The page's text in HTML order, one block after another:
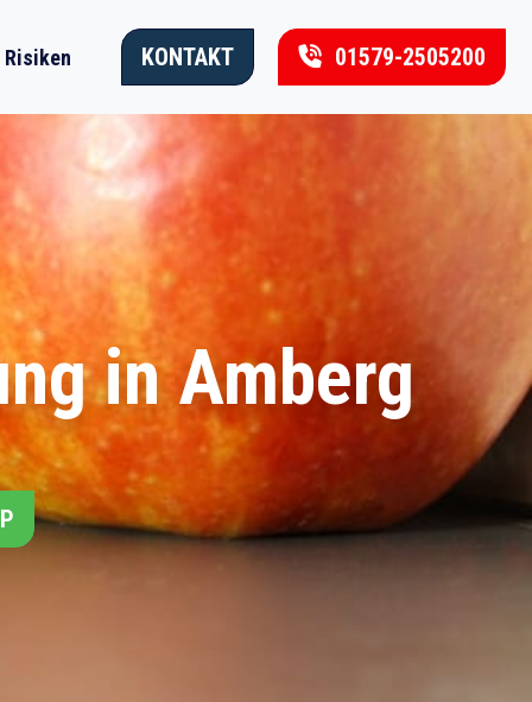
Risiken KONTAKT 01579-2505200
in Amberg